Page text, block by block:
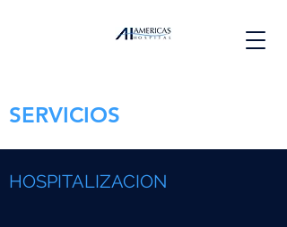
SERVICIOS
HOSPITALIZACION